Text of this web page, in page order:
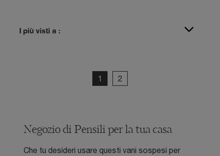
I più visti a :
1 2
Negozio di Pensili per la tua casa
Che tu desideri usare questi vani sospesi per